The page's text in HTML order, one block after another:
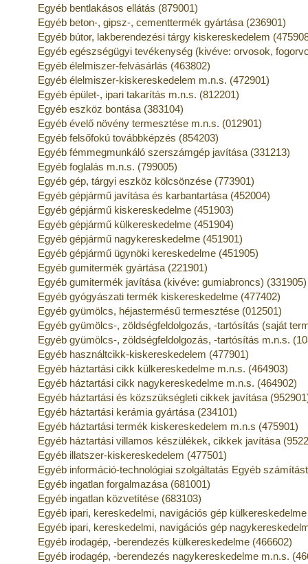
Egyéb bentlakásos ellátás (879001)
Egyéb beton-, gipsz-, cementtermék gyártása (236901)
Egyéb bútor, lakberendezési tárgy kiskereskedelem
Egyéb egészségügyi tevékenység (kivéve: orvosok,
Egyéb élelmiszer-felvásárlás (463802)
Egyéb élelmiszer-kiskereskedelem m.n.s. (472901)
Egyéb épület-, ipari takarítás m.n.s. (812201)
Egyéb eszköz bontása (383104)
Egyéb évelő növény termesztése m.n.s. (012901)
Egyéb felsőfokú továbbképzés (854203)
Egyéb fémmegmunkáló szerszámgép javítása (331213)
Egyéb foglalás m.n.s. (799005)
Egyéb gép, tárgyi eszköz kölcsönzése (773901)
Egyéb gépjármű javítása és karbantartása (452004)
Egyéb gépjármű kiskereskedelme (451903)
Egyéb gépjármű külkereskedelme (451904)
Egyéb gépjármű nagykereskedelme (451901)
Egyéb gépjármű ügynöki kereskedelme (451905)
Egyéb gumitermék gyártása (221901)
Egyéb gumitermék javítása (kivéve: gumiabroncs) (331905)
Egyéb gyógyászati termék kiskereskedelme (477402)
Egyéb gyümölcs, héjastermésű termesztése (012501)
Egyéb gyümölcs-, zöldségfeldolgozás, -tartósítás (saját
Egyéb gyümölcs-, zöldségfeldolgozás, -tartósítás m.n.s.
Egyéb használtcikk-kiskereskedelem (477901)
Egyéb háztartási cikk külkereskedelme m.n.s. (464903)
Egyéb háztartási cikk nagykereskedelme m.n.s. (464902)
Egyéb háztartási és közszükségleti cikkek javítása
Egyéb háztartási kerámia gyártása (234101)
Egyéb háztartási termék kiskereskedelem m.n.s (475901)
Egyéb háztartási villamos készülékek, cikkek javítása
Egyéb illatszer-kiskereskedelem (477501)
Egyéb információ-technológiai szolgáltatás Egyéb
Egyéb ingatlan forgalmazása (681001)
Egyéb ingatlan közvetítése (683103)
Egyéb ipari, kereskedelmi, navigációs gép
Egyéb ipari, kereskedelmi, navigációs gép
Egyéb irodagép, -berendezés külkereskedelme (466602)
Egyéb irodagép, -berendezés nagykereskedelme m.n.s.